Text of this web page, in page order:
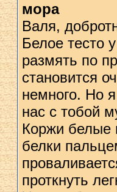
мора
Валя,
Белое тесто
размять по
становится
немного. Но
нас с тобой
Коржи белые
белки
проткнуть